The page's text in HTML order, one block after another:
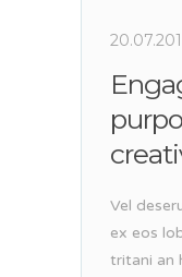
Vel
ex eos
tritani an